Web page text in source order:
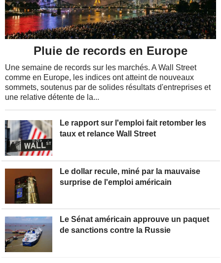
Le rapport sur l'emploi fait retomber les
taux et relance Wall Street
Le dollar recule, miné par la mauvaise
surprise de l'emploi américain
Pluie de records en Europe
Une semaine de records sur les marchés. A Wall Street
comme en Europe, les indices ont atteint de nouveaux
sommets, soutenus par de solides résultats d'entreprises et
une relative détente de la...
Le Sénat américain approuve un paquet
de sanctions contre la Russie